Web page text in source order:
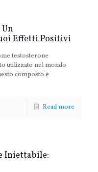
Un
Effetti Positivi
testosterone
utilizzato nel mondo
composto è
Read more
Iniettabile: